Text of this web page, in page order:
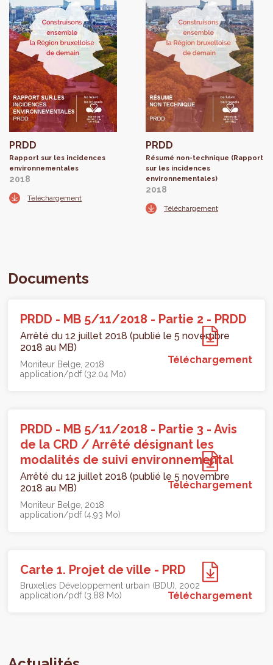
PRDD
Rapport sur les incidences
environnementales
2018
Téléchargement
PRDD
Résumé non-technique (Rapport
sur les incidences
environnementales)
2018
Téléchargement
Documents
PRDD - MB 5/11/2018 - Partie 2 - PRDD
Arrêté du 12 juillet 2018 (publié le 5 novembre
2018 au MB)
Moniteur Belge 2018
application/pdf (32.04 Mo)
Téléchargement
PRDD - MB 5/11/2018 - Partie 3 - Avis
de la CRD / Arrêté désignant les
modalités de suivi environnemental
Arrêté du 12 juillet 2018 (publié le 5 novembre
2018 au MB)
Moniteur Belge 2018
application/pdf (4.93 Mo)
Téléchargement
Carte 1. Projet de ville - PRD
Bruxelles Développement urbain (BDU) 2002
application/pdf (3.88 Mo)
Téléchargement